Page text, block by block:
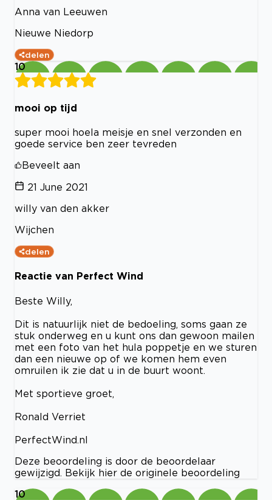
Anna van Leeuwen
Nieuwe Niedorp
delen
10
mooi op tijd
super mooi hoela meisje en snel verzonden en
goede service ben zeer tevreden
Beveelt aan
21 June 2021
willy van den akker
Wijchen
delen
Reactie van Perfect Wind
Beste Willy,
Dit is natuurlijk niet de bedoeling, soms gaan ze
stuk onderweg en u kunt ons dan gewoon mailen
met een foto van het hula poppetje en we sturen
dan een nieuwe op of we komen hem even
omruilen ik zie dat u in de buurt woont.
Met sportieve groet,
Ronald Verriet
PerfectWind.nl
Deze beoordeling is door de beoordelaar
gewijzigd. Bekijk hier de originele beoordeling
10